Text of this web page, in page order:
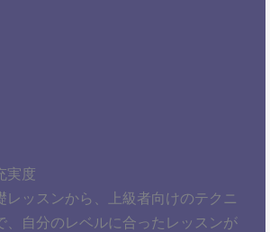
実度
レッスンから、上級者向けのテクニ
、自分のレベルに合ったレッスンが